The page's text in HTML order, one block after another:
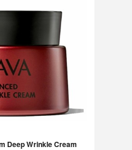
Deep Wrinkle Cream